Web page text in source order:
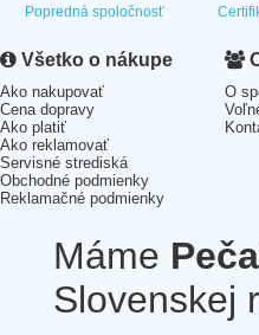
Popredná spoločnosť
Všetko o nákupe
Ako nakupovať
Cena dopravy
Ako platiť
Ako reklamovať
Servisné strediská
Obchodné podmienky
Reklamačné podmienky
O
Máme
Slovenskej